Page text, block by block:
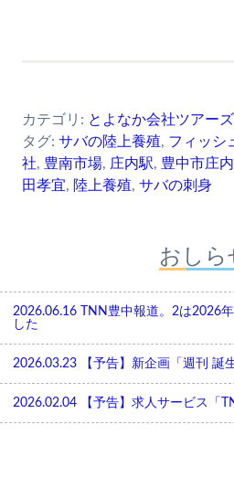
カテゴリ: とよなか会社ツアーズ
タグ: サバの陸上養殖, フィッシ
社, 豊南市場, 庄内駅, 豊中市庄内
田孝宜, 陸上養殖, サバの刺身
おしら
2026.06.16
TNN豊中報道。2は2026
した
2026.03.23 【予告】新企画「週刊 誕
2026.02.04 【予告】求人サービス「